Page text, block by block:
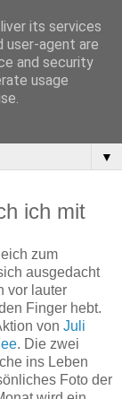
▼
ich mit
zum
ausgedacht
vor lauter
Finger hebt.
von Juli
. Die zwei
ins Leben
Foto der
its services
user-agent are
and security
usage